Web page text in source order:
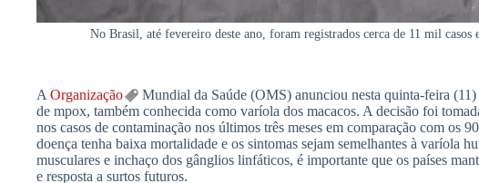
No Brasil, até fevereiro deste ano, foram registrados cerca de 11 mil casos
A Organização
Mundial da Saúde (OMS) anunciou nesta quinta-feira
de mpox, também conhecida como varíola dos macacos. A decisão foi
nos casos de contaminação nos últimos três meses em comparação com os
doença tenha baixa mortalidade e os sintomas sejam semelhantes à varíola
musculares e inchaço dos gânglios linfáticos, é importante que os países
e resposta a surtos futuros.